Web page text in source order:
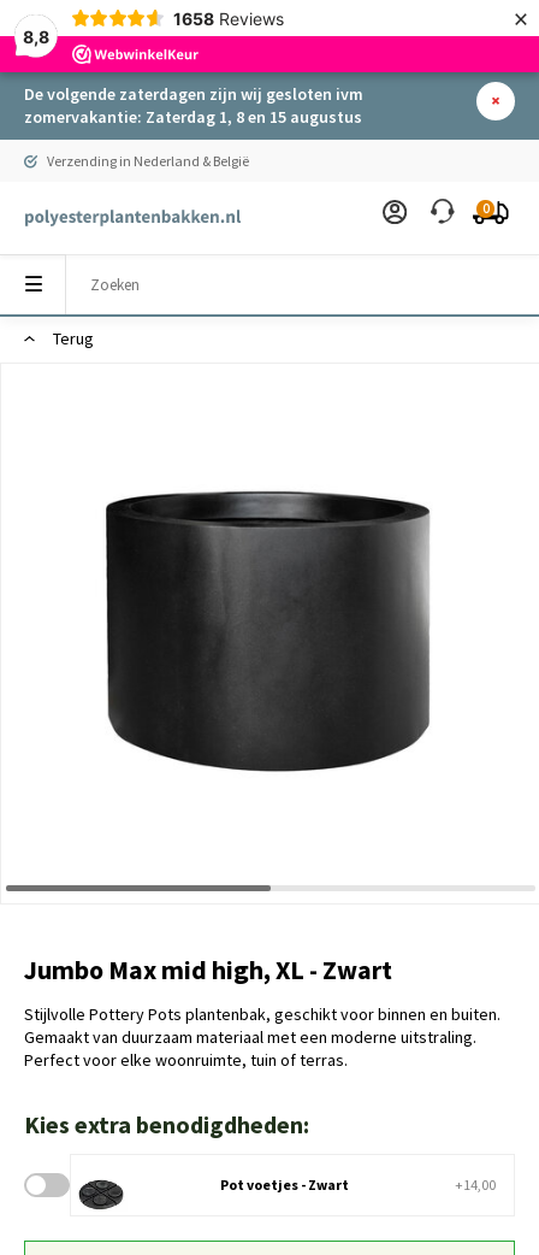
8,8
1658 Reviews ×
De volgende zaterdagen zijn wij gesloten ivm
zomervakantie: Zaterdag 1, 8 en 15 augustus
Verzending in Nederland & België
0
Terug
Jumbo Max mid high, XL - Zwart
Stijlvolle Pottery Pots plantenbak, geschikt voor binnen en buiten.
Gemaakt van duurzaam materiaal met een moderne uitstraling.
Perfect voor elke woonruimte, tuin of terras.
Kies extra benodigdheden:
Pot voetjes - Zwart +14,00